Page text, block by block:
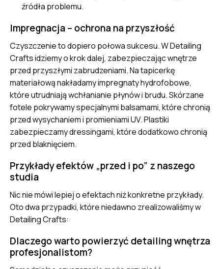
źródła problemu.
Impregnacja – ochrona na przyszłość
Czyszczenie to dopiero połowa sukcesu. W Detailing
Crafts idziemy o krok dalej, zabezpieczając wnętrze
przed przyszłymi zabrudzeniami. Na tapicerkę
materiałową nakładamy impregnaty hydrofobowe,
które utrudniają wchłanianie płynów i brudu. Skórzane
fotele pokrywamy specjalnymi balsamami, które chronią
przed wysychaniem i promieniami UV. Plastiki
zabezpieczamy dressingami, które dodatkowo chronią
przed blaknięciem.
Przykłady efektów „przed i po” z naszego
studia
Nic nie mówi lepiej o efektach niż konkretne przykłady.
Oto dwa przypadki, które niedawno zrealizowaliśmy w
Detailing Crafts:
Dlaczego warto powierzyć detailing wnętrza
profesjonalistom?